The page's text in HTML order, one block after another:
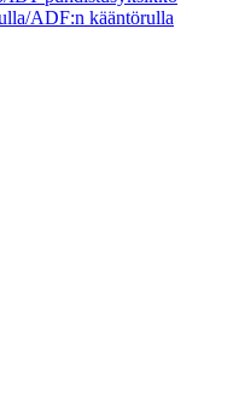
ADF:n kääntörulla